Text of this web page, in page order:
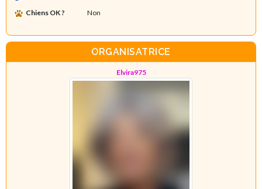
Chiens OK ?
Non
ORGANISATRICE
Elvira975